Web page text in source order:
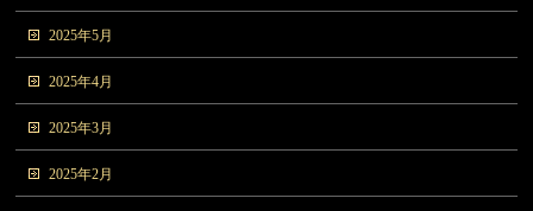
2025年5月
2025年4月
2025年3月
2025年2月